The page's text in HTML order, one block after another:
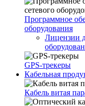
Программное
оборудования
Лицензии
GPS-трекеры
Кабельная
Кабель витая